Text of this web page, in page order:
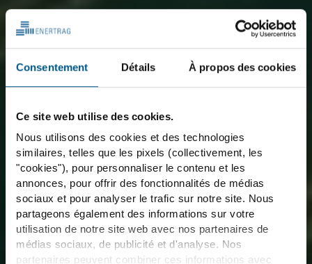
Consentement Détails À propos des cookies
Ce site web utilise des cookies.
Nous utilisons des cookies et des technologies
similaires, telles que les pixels (collectivement, les
"cookies"), pour personnaliser le contenu et les
annonces, pour offrir des fonctionnalités de médias
sociaux et pour analyser le trafic sur notre site. Nous
partageons également des informations sur votre
utilisation de notre site web avec nos partenaires de
médias sociaux, de publicité et d'analyse. Nos
partenaires peuvent combiner ces informations avec